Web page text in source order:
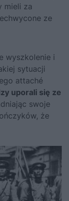
mieli za
ze
wyszkolenie i
sytuacji
attaché
uporali się ze
swoje
że